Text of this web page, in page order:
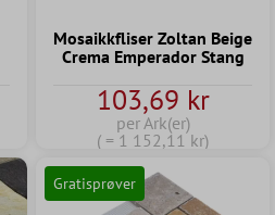
Mosaikkfliser Zoltan Beige
Crema Emperador Stang
103,69 kr
per Ark(er)
( = 1 152,11 kr)
Gratisprøver